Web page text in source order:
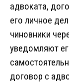
адвоката,
его личное
чиновники
уведомляют
договор с